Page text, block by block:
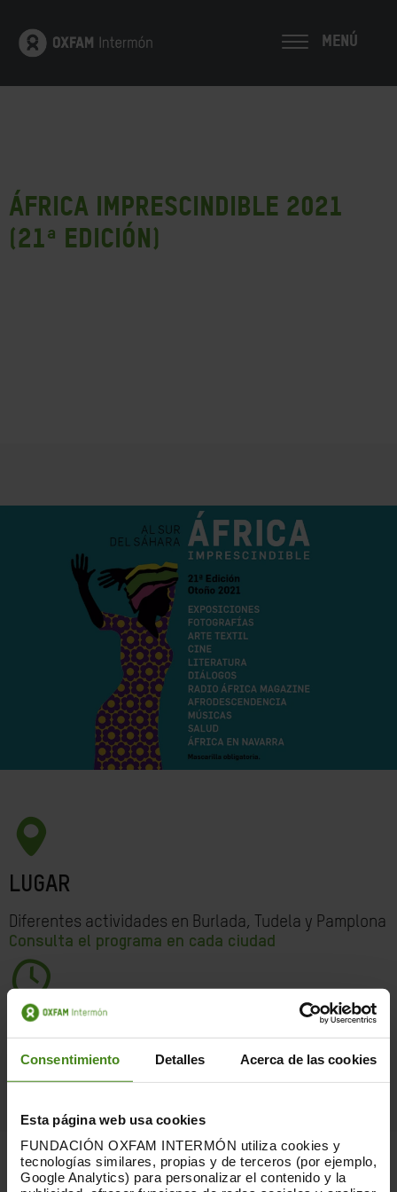
Consentimiento Detalles Acerca de las cookies
Esta página web usa cookies
FUNDACIÓN OXFAM INTERMÓN utiliza cookies y
tecnologías similares, propias y de terceros (por ejemplo,
Google Analytics) para personalizar el contenido y la
MENÚ
África Imprescindible 2021
(21ª edición)
LUGAR
Diferentes actividades en Burlada, Tudela y Pamplona
Consulta el programa en cada ciudad
FECHA
Otoño 2021 (octubre, noviembre y diciembre)